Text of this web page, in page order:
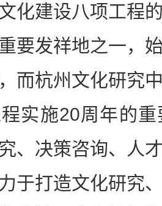
化建设八项工程
要发祥地之一，
而杭州文化研究
实施20周年的
、决策咨询、人
于打造文化研究